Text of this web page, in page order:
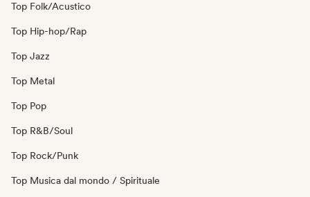
Top Folk/Acustico
Top Hip-hop/Rap
Top Jazz
Top Metal
Top Pop
Top R&B/Soul
Top Rock/Punk
Top Musica dal mondo / Spirituale